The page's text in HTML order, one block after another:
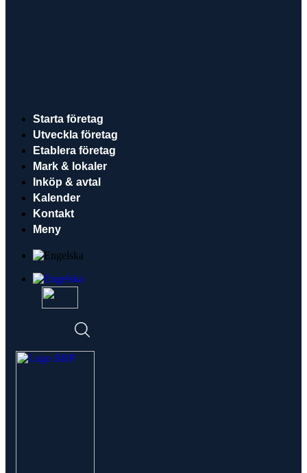
Starta företag
Utveckla företag
Etablera företag
Mark & lokaler
Inköp & avtal
Kalender
Kontakt
Meny